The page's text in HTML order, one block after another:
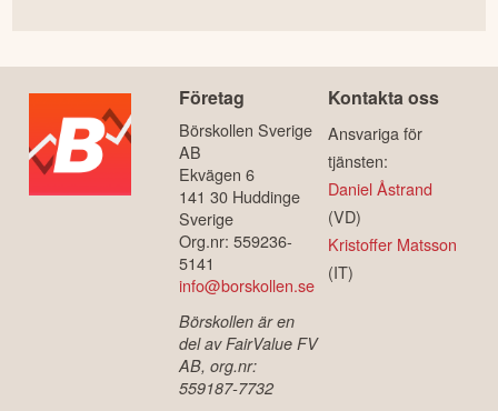
Företag
Börskollen Sverige
AB
Ekvägen 6
141 30 Huddinge
Sverige
Org.nr: 559236-
5141
info@borskollen.se
Börskollen är en
del av FairValue FV
AB, org.nr:
559187-7732
Kontakta oss
Ansvariga för
tjänsten:
Daniel Åstrand
(VD)
Kristoffer Matsson
(IT)